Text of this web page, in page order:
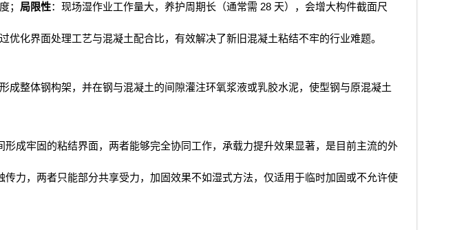
； 局限性：现场湿作业工作量大，养护周期长（通常需 28 天），会增大构件截面尺
化界面处理工艺与混凝土配合比，有效解决了新旧混凝土粘结不牢的行业难题。
整体钢构架，并在钢与混凝土的间隙灌注环氧浆液或乳胶水泥，使型钢与原混凝土
成牢固的粘结界面，两者能够完全协同工作，承载力提升效果显著，是目前主流的外
力，两者只能部分共享受力，加固效果不如湿式方法，仅适用于临时加固或不允许使